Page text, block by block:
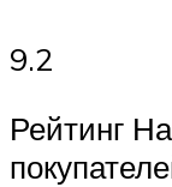
9.2
Рейтинг